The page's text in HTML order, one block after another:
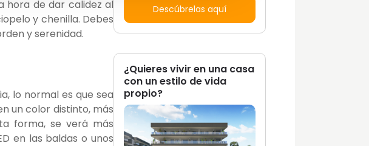
hora de dar calidez al
y chenilla. Debes
y serenidad.
lo normal es que sea
un color distinto, más
forma, se verá más
en las baldas o unos
Descúbrelas aquí
¿Quieres vivir en una casa
con un estilo de vida
propio?